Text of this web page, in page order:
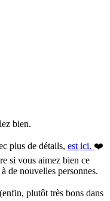
bien.
plus de détails, est ici. ❤️
si vous aimez bien ce
de nouvelles personnes.
(enfin, plutôt très bons dans